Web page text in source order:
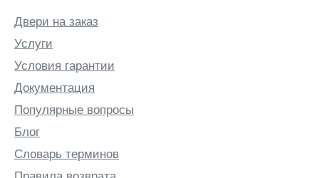
Двери на заказ
Услуги
Условия гарантии
Документация
Популярные вопросы
Блог
Словарь терминов